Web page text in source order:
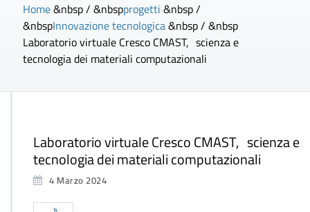
Home&nbsp / &nbspprogetti &nbsp /
&nbspInnovazione tecnologica&nbsp / &nbsp
Laboratorio virtuale Cresco CMAST, scienza e
tecnologia dei materiali computazionali
Laboratorio virtuale Cresco CMAST, scienza e
tecnologia dei materiali computazionali
4 Marzo 2024